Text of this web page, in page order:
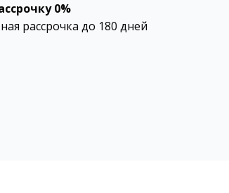
0%
рассрочка до 180 дней